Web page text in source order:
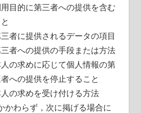
目的に第三者への提供を含む
者に提供されるデータの項目
者への提供の手段または方法
の求めに応じて個人情報の第
への提供を停止すること
の求めを受け付ける方法
かわらず，次に掲げる場合に